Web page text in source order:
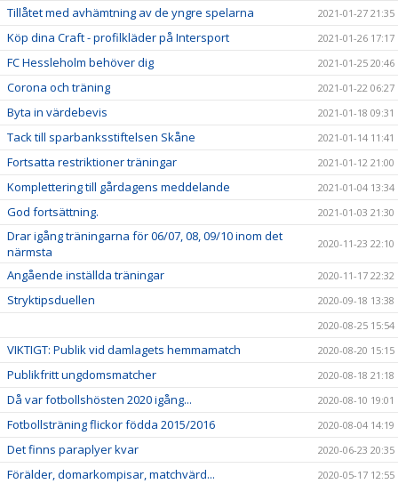
Tillåtet med avhämtning av de yngre spelarna 2021-01-27 21:35
Köp dina Craft - profilkläder på Intersport 2021-01-26 17:17
FC Hessleholm behöver dig 2021-01-25 20:46
Corona och träning 2021-01-22 06:27
Byta in värdebevis 2021-01-18 09:31
Tack till sparbanksstiftelsen Skåne 2021-01-14 11:41
Fortsatta restriktioner träningar 2021-01-12 21:00
Komplettering till gårdagens meddelande 2021-01-04 13:34
God fortsättning. 2021-01-03 21:30
Drar igång träningarna för 06/07, 08, 09/10 inom det
närmsta
2020-11-23 22:10
Angående inställda träningar 2020-11-17 22:32
Stryktipsduellen
2020-09-18 13:38
2020-08-25 15:54
VIKTIGT: Publik vid damlagets hemmamatch 2020-08-20 15:15
Publikfritt ungdomsmatcher 2020-08-18 21:18
Då var fotbollshösten 2020 igång... 2020-08-10 19:01
Fotbollsträning flickor födda 2015/2016 2020-08-04 14:19
Det finns paraplyer kvar 2020-06-23 20:35
Förälder, domarkompisar, matchvärd... 2020-05-17 12:55